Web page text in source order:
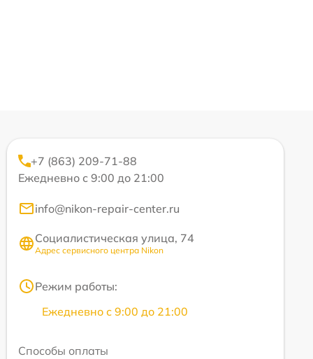
+7 (863) 209-71-88
Ежедневно с 9:00 до 21:00
info@nikon-repair-center.ru
Социалистическая улица, 74
Адрес сервисного центра Nikon
Режим работы:
Ежедневно с 9:00 до 21:00
Способы оплаты